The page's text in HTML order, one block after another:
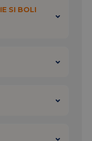
SI BOLI